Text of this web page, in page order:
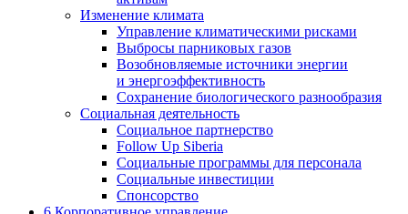
Изменение климата
Управление климатическими рисками
Выбросы парниковых газов
Возобновляемые источники энергии
и энергоэффективность
Сохранение биологического разнообразия
Социальная деятельность
Социальное партнерство
Follow Up Siberia
Социальные программы для персонала
Социальные инвестиции
Спонсорство